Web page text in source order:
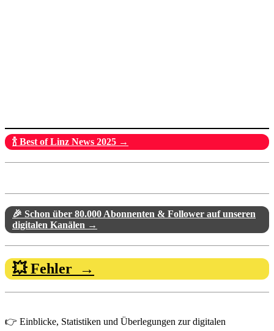
🍾 Best of Linz News 2025 →
🎉 Schon über 80.000 Abonnenten & Follower auf unseren
digitalen Kanälen →
💥 Fehler →
👉 Einblicke, Statistiken und Überlegungen zur digitalen